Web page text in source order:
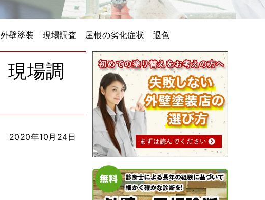
外壁塗装 現場調査 屋根の劣化症状 退色
場調
2020年10月24日